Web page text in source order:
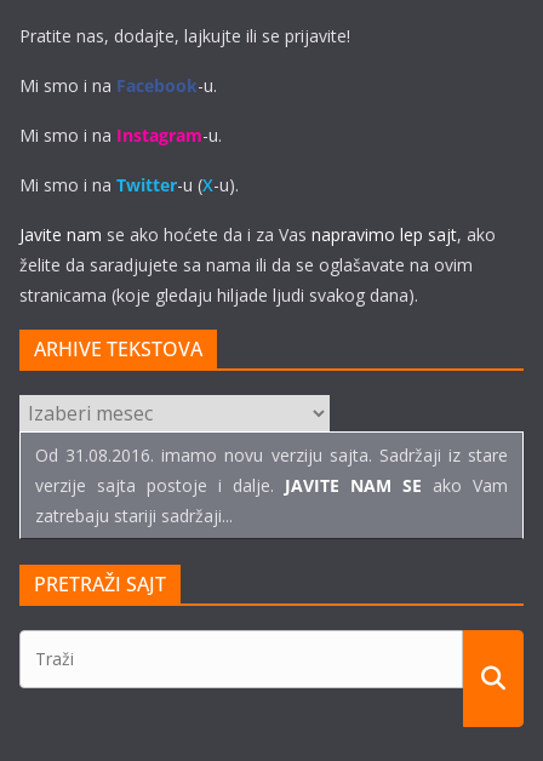
Pratite nas, dodajte, lajkujte ili se prijavite!
Mi smo i na Facebook-u.
Mi smo i na Instagram-u.
Mi smo i na Twitter-u (X-u).
Javite nam se ako hoćete da i za Vas napravimo lep sajt, ako
želite da saradjujete sa nama ili da se oglašavate na ovim
stranicama (koje gledaju hiljade ljudi svakog dana).
ARHIVE TEKSTOVA
ARHIVE
TEKSTOVA
Od 31.08.2016. imamo novu verziju sajta. Sadržaji iz stare
verzije sajta postoje i dalje. JAVITE NAM SE ako Vam
zatrebaju stariji sadržaji...
PRETRAŽI SAJT